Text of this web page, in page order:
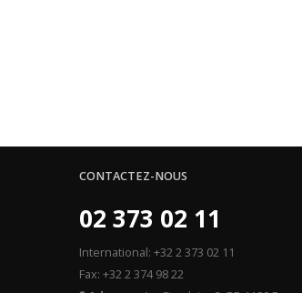
CONTACTEZ-NOUS
02 373 02 11
International: +32 2 373 02 11
Fax: +32 2 374 98 22